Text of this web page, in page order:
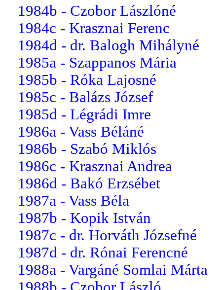
1984b - Czobor Lászlóné
1984c - Krasznai Ferenc
1984d - dr. Balogh Mihályné
1985a - Szappanos Mária
1985b - Róka Lajosné
1985c - Balázs József
1985d - Légrádi Imre
1986a - Vass Béláné
1986b - Szabó Miklós
1986c - Krasznai Andrea
1986d - Bakó Erzsébet
1987a - Vass Béla
1987b - Kopik István
1987c - dr. Horváth Józsefné
1987d - dr. Rónai Ferencné
1988a - Vargáné Somlai Márta